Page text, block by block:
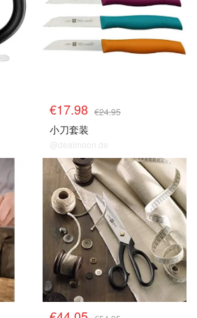
€17.98 €24.95
小刀套装
@dealmoon.de